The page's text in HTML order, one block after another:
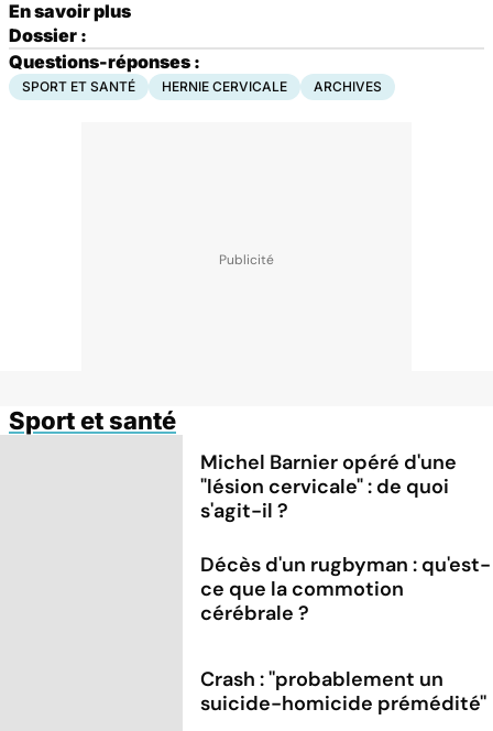
En savoir plus
Dossier :
Questions-réponses :
SPORT ET SANTÉ HERNIE CERVICALE ARCHIVES
Sport et santé
Michel Barnier opéré d'une
"lésion cervicale" : de quoi
s'agit-il ?
Décès d'un rugbyman : qu'est-
ce que la commotion
cérébrale ?
Crash : ''probablement un
suicide-homicide prémédité''